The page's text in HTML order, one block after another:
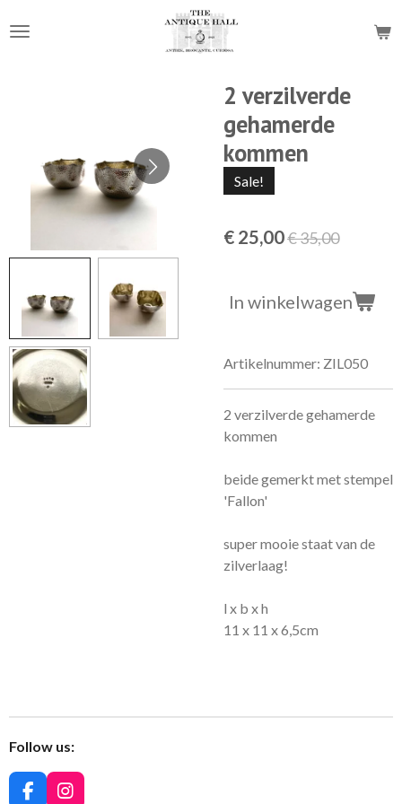
direct
2 verzilverde
gehamerde
kommen
Sale!
€ 25,00€ 35,00
In winkelwagen
Artikelnummer: ZIL050
2 verzilverde gehamerde
kommen
beide gemerkt met stempel
'Fallon'
super mooie staat van de
zilverlaag!
l x b x h
11 x 11 x 6,5cm
Follow us:
F I